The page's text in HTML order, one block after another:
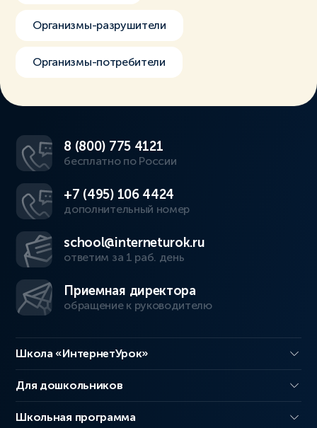
Организмы-разрушители
Организмы-потребители
8 (800) 775 4121
бесплатно по России
+7 (495) 106 4424
дополнительный номер
school@interneturok.ru
ответим за 1 раб. день
Приемная директора
обращение к руководителю
Школа «ИнтернетУрок»
Для дошкольников
Школьная программа